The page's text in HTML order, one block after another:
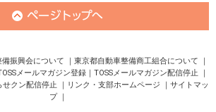
振興会について
東京都自動車整備商工組合について
メールマガジン登録
TOSSメールマガジン配信停止
せクン配信停止 リンク・支部ホームページ
サイトマッ
プ